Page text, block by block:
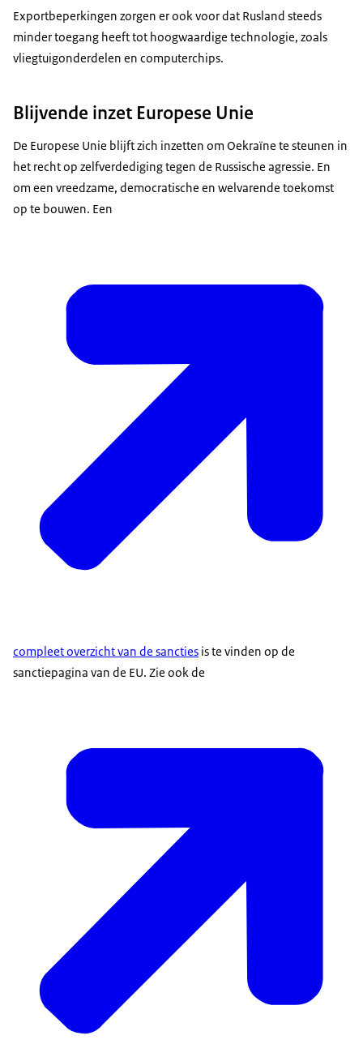
Exportbeperkingen zorgen er ook voor dat Rusland steeds
minder toegang heeft tot hoogwaardige technologie, zoals
vliegtuigonderdelen en computerchips.
Blijvende inzet Europese Unie
De Europese Unie blijft zich inzetten om Oekraïne te steunen in
het recht op zelfverdediging tegen de Russische agressie. En
om een vreedzame, democratische en welvarende toekomst
op te bouwen. Een
compleet overzicht van de sancties is te vinden op de
sanctiepagina van de EU. Zie ook de